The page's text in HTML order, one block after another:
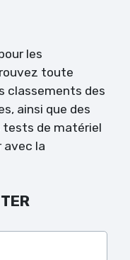
les
toute
classements des
ainsi que des
tests de matériel
avec la